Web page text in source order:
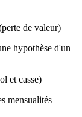
de valeur)
hypothèse d'un
et casse)
mensualités